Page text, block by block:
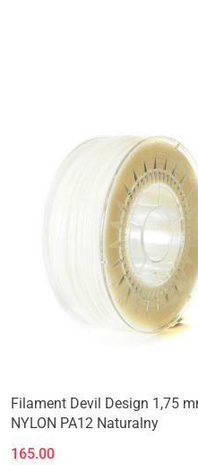
Produkt niedostępny
Filament Devil Design 1,75
NYLON PA12 Naturalny
165.00